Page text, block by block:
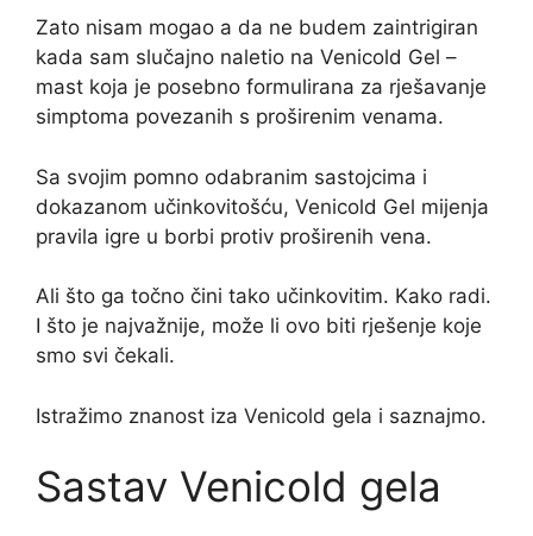
Zato nisam mogao a da ne budem zaintrigiran
kada sam slučajno naletio na Venicold Gel –
mast koja je posebno formulirana za rješavanje
simptoma povezanih s proširenim venama.
Sa svojim pomno odabranim sastojcima i
dokazanom učinkovitošću, Venicold Gel mijenja
pravila igre u borbi protiv proširenih vena.
Ali što ga točno čini tako učinkovitim. Kako radi.
I što je najvažnije, može li ovo biti rješenje koje
smo svi čekali.
Istražimo znanost iza Venicold gela i saznajmo.
Sastav Venicold gela